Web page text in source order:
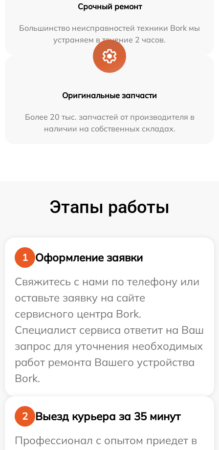
Срочный ремонт
Большинство неисправностей техники Bork мы
устраняем в течение 2 часов.
Оригинальные запчасти
Более 20 тыс. запчастей от производителя в
наличии на собственных складах.
Этапы работы
1
Оформление заявки
Свяжитесь с нами по телефону или
оставьте заявку на сайте
сервисного центра Bork.
Специалист сервиса ответит на Ваш
запрос для уточнения необходимых
работ ремонта Вашего устройства
Bork.
2
Выезд курьера за 35 минут
Профессионал с опытом приедет в